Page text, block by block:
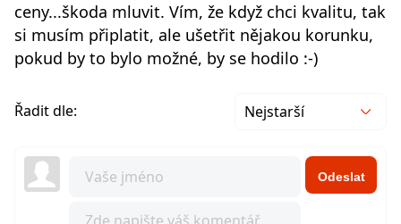
ceny...škoda mluvit. Vím, že když chci kvalitu, tak
si musím připlatit, ale ušetřit nějakou korunku,
pokud by to bylo možné, by se hodilo :-)
Řadit dle: Nejstarší
Odeslat